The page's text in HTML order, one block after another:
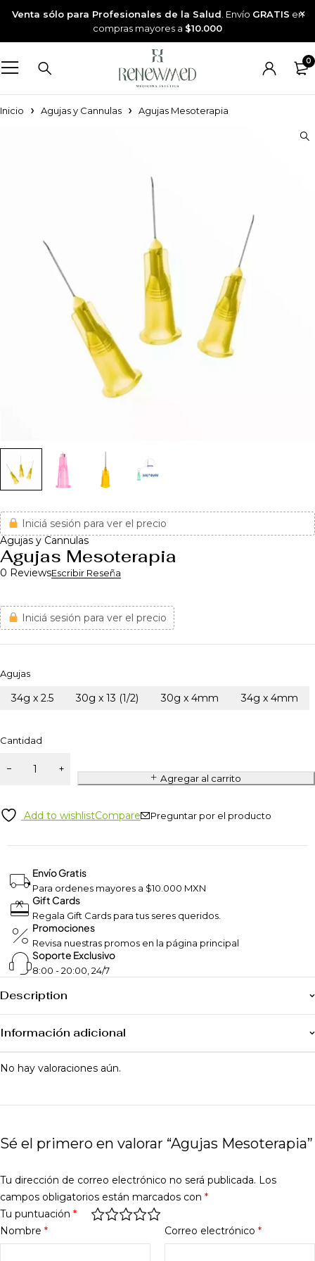
Venta sólo para Profesionales de la Salud . Envío GRATIS en
compras mayores a $10.000
0
Inicio Agujas y Cannulas Agujas Mesoterapia
Iniciá sesión para ver el precio
Agujas y Cannulas
Agujas Mesoterapia
0 ReviewsEscribir Reseña
Iniciá sesión para ver el precio
Agujas
34g x 2.5 30g x 13 (1/2) 30g x 4mm 34g x 4mm
Cantidad
Agregar al carrito
Add to wishlistCompare Preguntar por el producto
Envío Gratis
Para ordenes mayores a $10.000 MXN
Gift Cards
Regala Gift Cards para tus seres queridos.
Promociones
Revisa nuestras promos en la página principal
Soporte Exclusivo
8:00 - 20:00, 24/7
Description
Información adicional
No hay valoraciones aún.
Sé el primero en valorar “Agujas Mesoterapia”
Tu dirección de correo electrónico no será publicada. Los
campos obligatorios están marcados con *
Tu puntuación *
Nombre * Correo electrónico *